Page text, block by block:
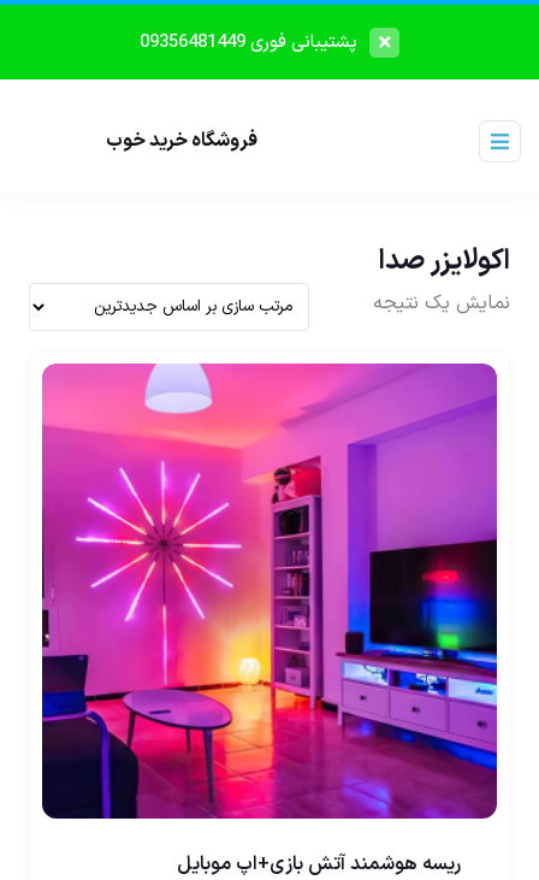
پشتیبانی فوری 09356481449
فروشگاه خرید خوب
اکولایزر صدا
نمایش یک نتیجه
ریسه هوشمند آتش بازی+اپ موبایل